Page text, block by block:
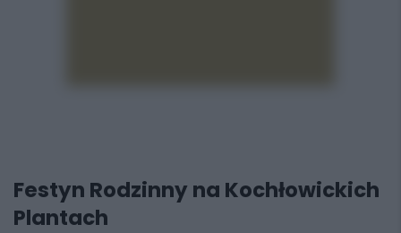
Festyn Rodzinny na Kochłowickich
Plantach